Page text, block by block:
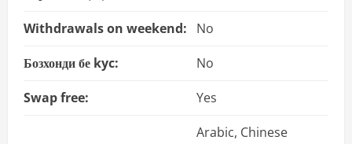
Withdrawals on weekend:
No
Бозхонди бе kyc:
No
Swap free:
Yes
Arabic, Chinese